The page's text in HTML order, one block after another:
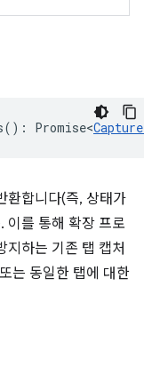
() : Promise<
환합니다(즉, 상태가
를 통해 확장 프로
지하는 기존 탭 캡처
는 동일한 탭에 대한